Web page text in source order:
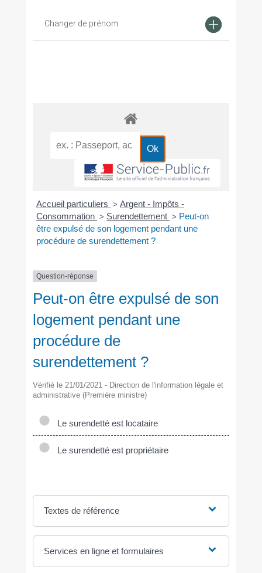
Changer de prénom
Accueil particuliers > Argent - Impôts -
Consommation > Surendettement > Peut-on
être expulsé de son logement pendant une
procédure de surendettement ?
Question-réponse
Peut-on être expulsé de son
logement pendant une
procédure de
surendettement ?
Vérifié le 21/01/2021 - Direction de l'information légale et
administrative (Première ministre)
Le surendetté est locataire
Le surendetté est propriétaire
Textes de référence
Services en ligne et formulaires